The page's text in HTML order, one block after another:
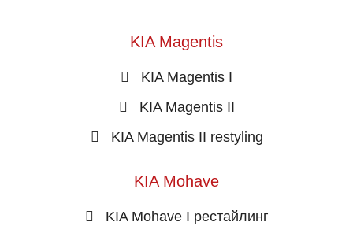
KIA Magentis
KIA Magentis I
KIA Magentis II
KIA Magentis II restyling
KIA Mohave
KIA Mohave I рестайлинг